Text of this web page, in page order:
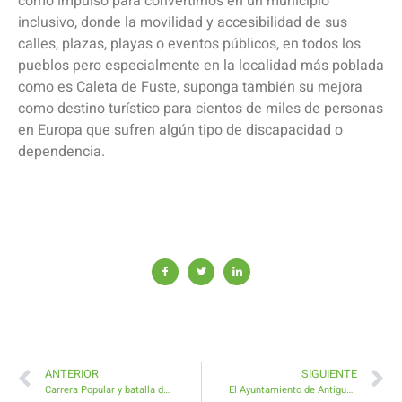
inclusivo, donde la movilidad y accesibilidad de sus
calles, plazas, playas o eventos públicos, en todos los
pueblos pero especialmente en la localidad más poblada
como es Caleta de Fuste, suponga también su mejora
como destino turístico para cientos de miles de personas
en Europa que sufren algún tipo de discapacidad o
dependencia.
ANTERIOR
Carrera Popular y batalla del Agua en las Fiestas en Honor a San Roque en Valles de Ortega
SIGUIENTE
El Ayuntamiento de Antigua sustituirá la antena de señal de TV de Caleta de Fuste ampliando su cobertura y servicio